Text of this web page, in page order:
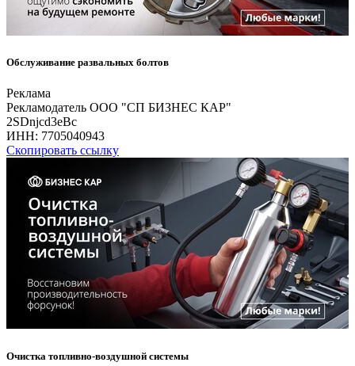
Обслуживание развальных болтов
Реклама
Рекламодатель ООО "СП БИЗНЕС КАР"
2SDnjcd3eBc
ИНН: 7705040943
Скопировать ссылку
Очистка топливно-воздушной системы